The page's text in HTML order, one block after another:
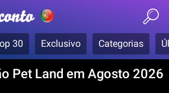
30 Exclusivo Categorias
Pet Land em Agosto 2026